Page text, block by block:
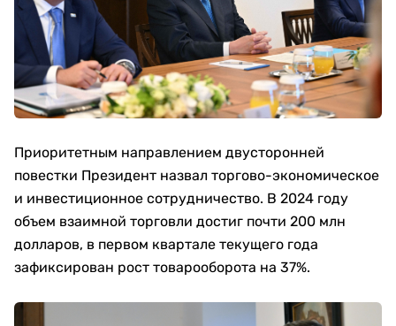
Приоритетным направлением двусторонней
повестки Президент назвал торгово-экономическое
и инвестиционное сотрудничество. В 2024 году
объем взаимной торговли достиг почти 200 млн
долларов, в первом квартале текущего года
зафиксирован рост товарооборота на 37%.